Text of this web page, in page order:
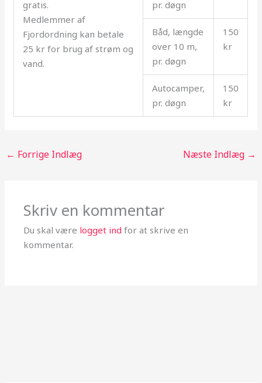
gratis.
Medlemmer af
Fjordordning kan betale
25 kr for brug af strøm og
vand.
pr. døgn
Båd, længde
over 10 m,
pr. døgn
150
kr
Autocamper,
pr. døgn
150
kr
← Forrige Indlæg Næste Indlæg →
Skriv en kommentar
Du skal være logget ind for at skrive en
kommentar.